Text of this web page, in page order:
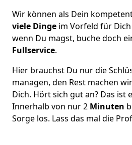
Wir können als Dein
viele Dinge im Vorfeld für
wenn Du magst, buche doch
Fullservice.
Hier brauchst Du nur die
managen, den Rest machen
Dich. Hört sich gut an? Das ist
Innerhalb von nur 2 Minuten
Sorge los. Lass das mal die